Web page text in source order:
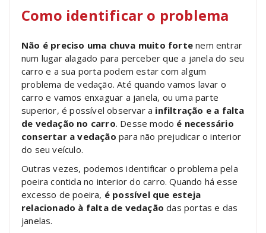
Como identificar o problema
Não é preciso uma chuva muito forte nem entrar
num lugar alagado para perceber que a janela do seu
carro e a sua porta podem estar com algum
problema de vedação. Até quando vamos lavar o
carro e vamos enxaguar a janela, ou uma parte
superior, é possível observar a infiltração e a falta
de vedação no carro. Desse modo é necessário
consertar a vedação para não prejudicar o interior
do seu veículo.
Outras vezes, podemos identificar o problema pela
poeira contida no interior do carro. Quando há esse
excesso de poeira, é possível que esteja
relacionado à falta de vedação das portas e das
janelas.